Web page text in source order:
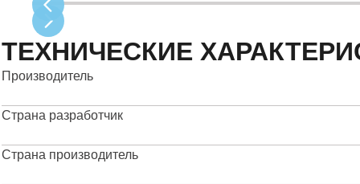
ТЕХНИЧЕСКИЕ
Производитель
Страна разработчик
Страна производитель